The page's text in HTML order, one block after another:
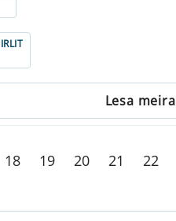
Lesa meira
18 19 20 21 22